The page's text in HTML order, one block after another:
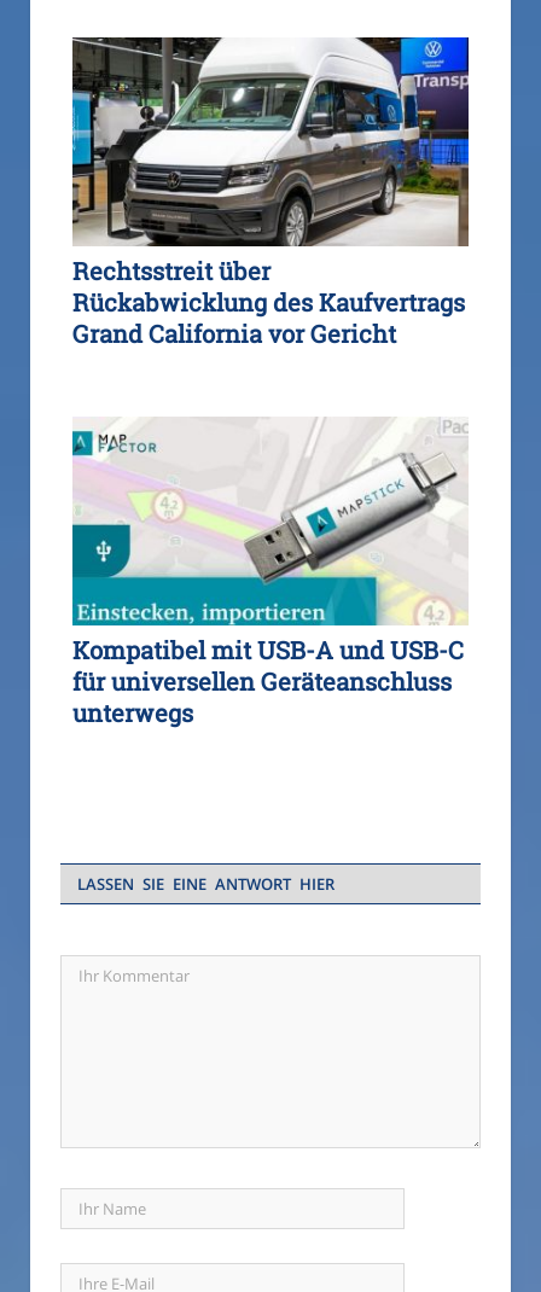
Rechtsstreit über
Rückabwicklung des Kaufvertrags
Grand California vor Gericht
Kompatibel mit USB-A und USB-C
für universellen Geräteanschluss
unterwegs
LASSEN SIE EINE ANTWORT HIER